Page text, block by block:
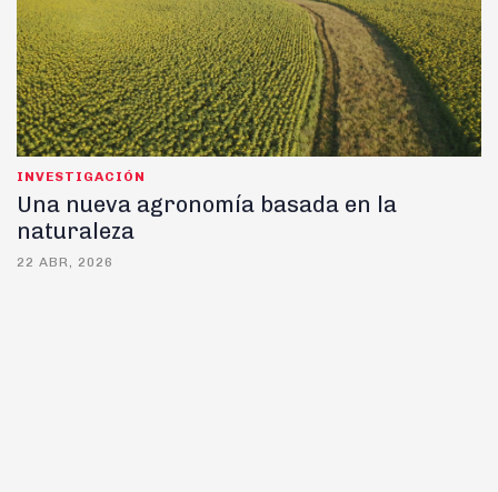
INVESTIGACIÓN
Una nueva agronomía basada en la
naturaleza
22 ABR, 2026